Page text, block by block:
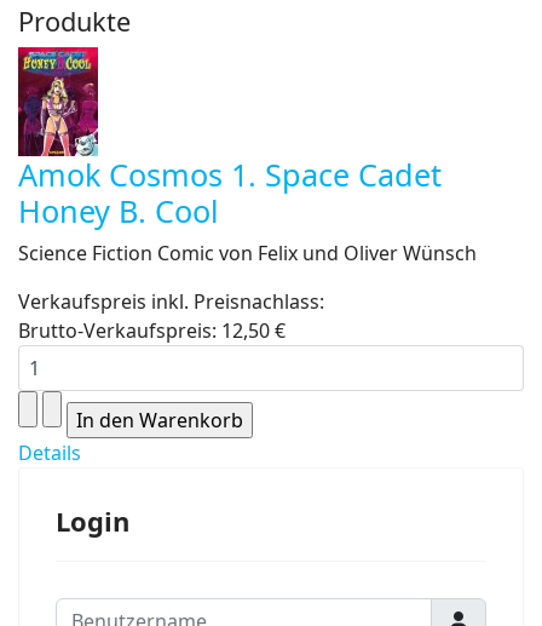
Produkte
Amok Cosmos 1. Space Cadet
Honey B. Cool
Science Fiction Comic von Felix und Oliver Wünsch
Verkaufspreis inkl. Preisnachlass:
Brutto-Verkaufspreis: 12,50 €
Details
Login
Benutzername